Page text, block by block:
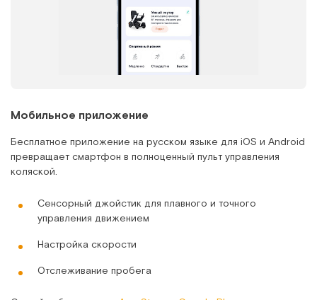
Мобильное приложение
Бесплатное приложение на русском языке для iOS и Android
превращает смартфон в полноценный пульт управления
коляской.
Сенсорный джойстик для плавного и точного
управления движением
Настройка скорости
Отслеживание пробега